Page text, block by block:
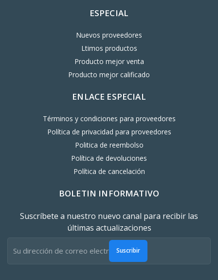
ESPECIAL
Nuevos proveedores
Ltimos productos
Producto mejor venta
Producto mejor calificado
ENLACE ESPECIAL
Términos y condiciones para proveedores
Política de privacidad para proveedores
Politica de reembolso
Política de devoluciones
Política de cancelación
BOLETIN INFORMATIVO
Suscríbete a nuestro nuevo canal para recibir las
últimas actualizaciones
Suscribir